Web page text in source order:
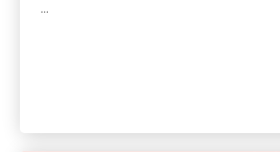
...